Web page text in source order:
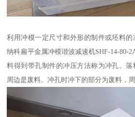
利用冲模一定尺寸和外形的制件或坯料
纳科扁平金属冲模谐波减速机SHF-14-80-
料得到带孔制件的冲压方法称为冲孔。落
周边是废料。冲孔时冲下的部分为废料，周